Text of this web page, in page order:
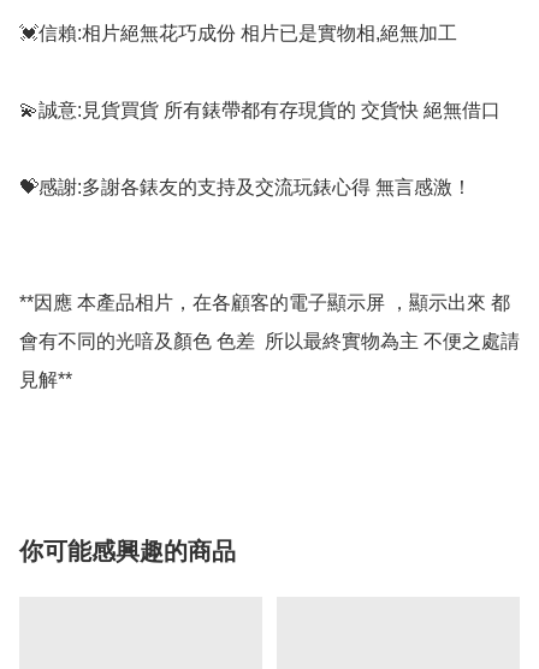
💓信賴:相片絕無花巧成份 相片已是實物相,絕無加工
💫誠意:見貨買貨 所有錶帶都有存現貨的 交貨快 絕無借口
💝感謝:多謝各錶友的支持及交流玩錶心得 無言感激！
**因應 本產品相片，在各顧客的電子顯示屏 ，顯示出來 都
會有不同的光喑及顏色 色差  所以最終實物為主 不便之處請
見解**
你可能感興趣的商品